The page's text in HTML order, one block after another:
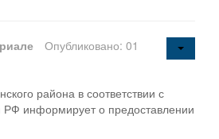
Опубликовано: 01
района в соответствии с
информирует о предоставлении